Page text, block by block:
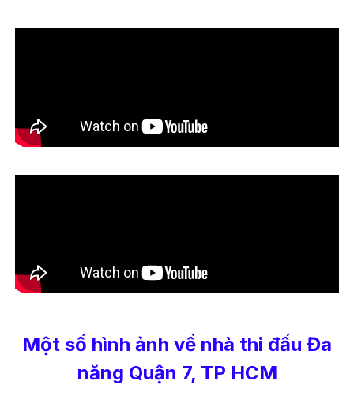
Một số hình ảnh về nhà thi đấu Đa
năng Quận 7, TP HCM